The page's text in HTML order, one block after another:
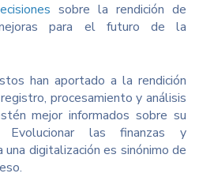
sobre la rendición de
para el futuro de la
han aportado a la rendición
procesamiento y análisis
mejor informados sobre su
Evolucionar las finanzas y
digitalización es sinónimo de